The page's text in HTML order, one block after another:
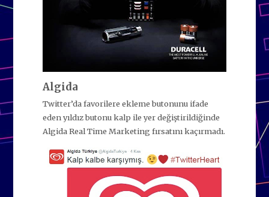
Algida
Twitter’da favorilere ekleme butonunu ifade
eden yıldız butonu kalp ile yer değiştirildiğinde
Algida Real Time Marketing fırsatını kaçırmadı.